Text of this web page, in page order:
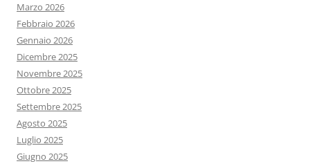
Marzo 2026
Febbraio 2026
Gennaio 2026
Dicembre 2025
Novembre 2025
Ottobre 2025
Settembre 2025
Agosto 2025
Luglio 2025
Giugno 2025